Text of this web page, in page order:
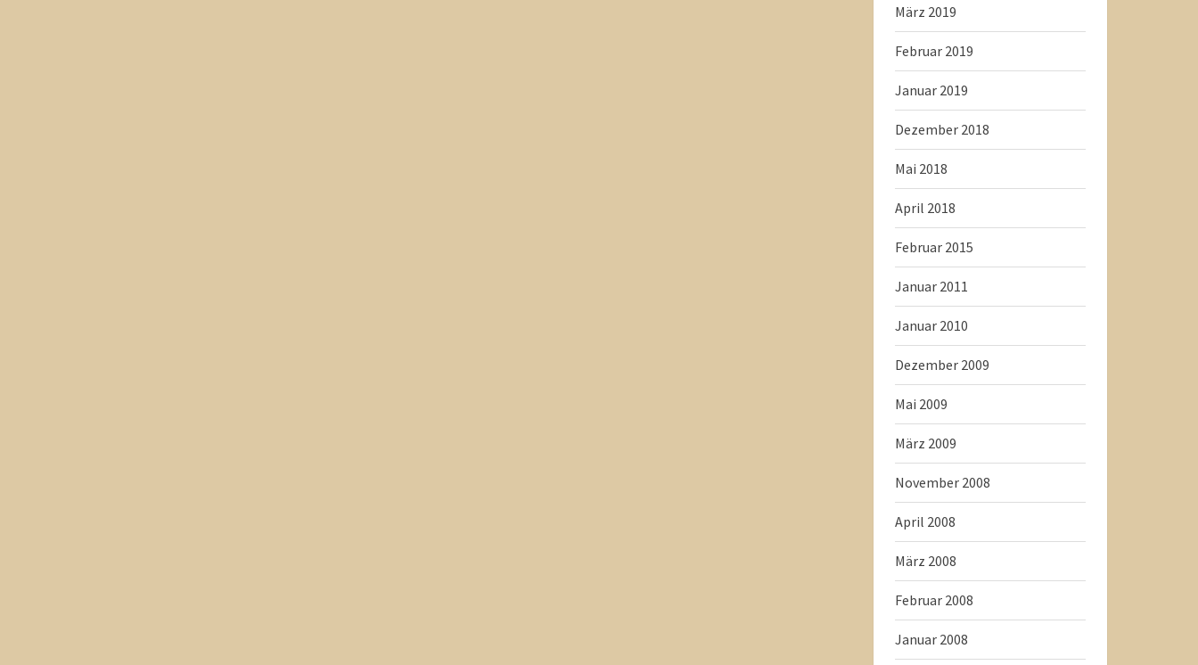
März 2019
Februar 2019
Januar 2019
Dezember 2018
Mai 2018
April 2018
Februar 2015
Januar 2011
Januar 2010
Dezember 2009
Mai 2009
März 2009
November 2008
April 2008
März 2008
Februar 2008
Januar 2008